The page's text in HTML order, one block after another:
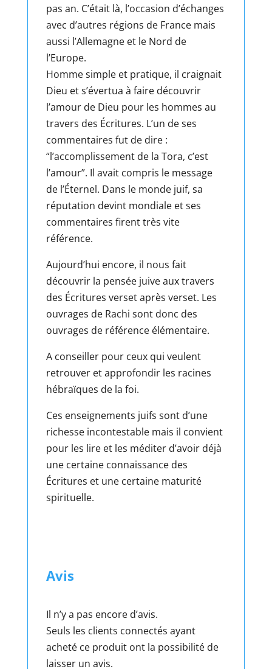
pas an. C’était là, l’occasion d’échanges
avec d’autres régions de France mais
aussi l’Allemagne et le Nord de
l’Europe.
Homme simple et pratique, il craignait
Dieu et s’évertua à faire découvrir
l’amour de Dieu pour les hommes au
travers des Écritures. L’un de ses
commentaires fut de dire :
“l’accomplissement de la Tora, c’est
l’amour”. Il avait compris le message
de l’Éternel. Dans le monde juif, sa
réputation devint mondiale et ses
commentaires firent très vite
référence.
Aujourd’hui encore, il nous fait
découvrir la pensée juive aux travers
des Écritures verset après verset. Les
ouvrages de Rachi sont donc des
ouvrages de référence élémentaire.
A conseiller pour ceux qui veulent
retrouver et approfondir les racines
hébraïques de la foi.
Ces enseignements juifs sont d’une
richesse incontestable mais il convient
pour les lire et les méditer d’avoir déjà
une certaine connaissance des
Écritures et une certaine maturité
spirituelle.
Avis
Il n’y a pas encore d’avis.
Seuls les clients connectés ayant
acheté ce produit ont la possibilité de
laisser un avis.